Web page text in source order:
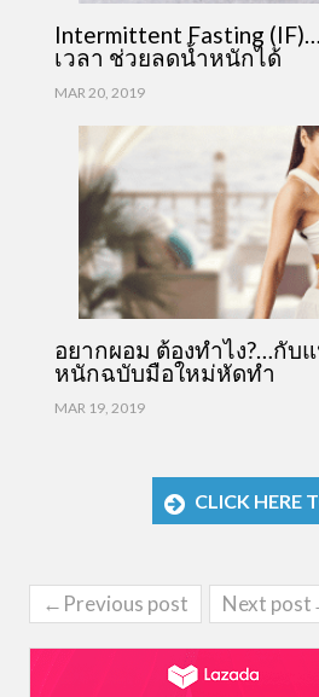
Intermittent Fasting
เวลา ช่วยลดน้ำหนักได้
MAR 20, 2019
อยากผอม ต้องทำไง?…กับ
หนักฉบับมือใหม่หัดทำ
MAR 19, 2019
CLICK HERE
←Previous post Next